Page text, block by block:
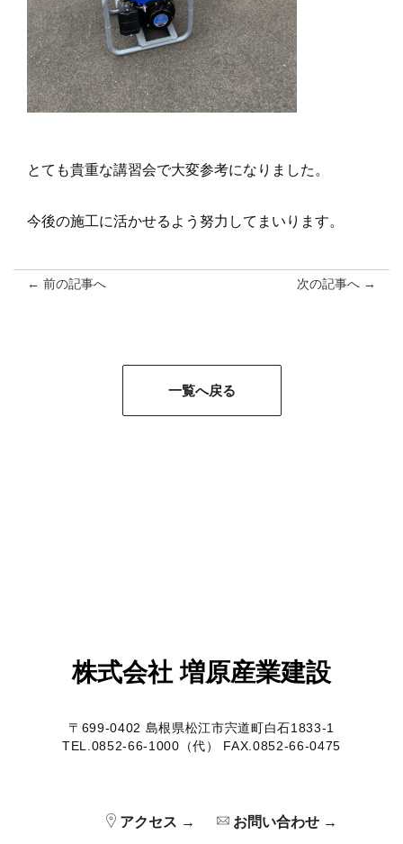
とても貴重な講習会で大変参考になりました。
今後の施工に活かせるよう努力してまいります。
← 前の記事へ 次の記事へ →
一覧へ戻る
株式会社 増原産業建設
〒699-0402 島根県松江市宍道町白石1833-1
TEL.0852-66-1000（代） FAX.0852-66-0475
アクセス → お問い合わせ →